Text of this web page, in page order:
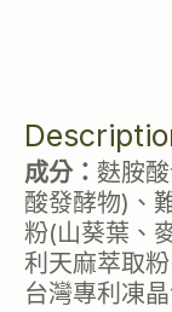
成分： 麩胺
酸發酵物)、
粉(山葵葉、
利天麻萃取
台灣專利凍